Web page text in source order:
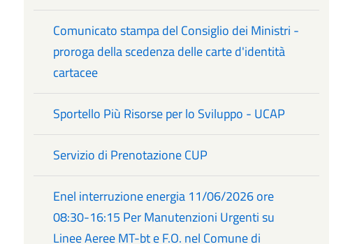
Comunicato stampa del Consiglio dei Ministri -
proroga della scedenza delle carte d'identità
cartacee
Sportello Più Risorse per lo Sviluppo - UCAP
Servizio di Prenotazione CUP
Enel interruzione energia 11/06/2026 ore
08:30-16:15 Per Manutenzioni Urgenti su
Linee Aeree MT-bt e F.O. nel Comune di